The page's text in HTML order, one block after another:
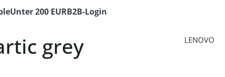
Unter 200 EURB2B-Login
grey LENOVO